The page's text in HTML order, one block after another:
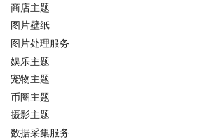
商店主题
图片壁纸
图片处理服务
娱乐主题
宠物主题
币圈主题
摄影主题
数据采集服务